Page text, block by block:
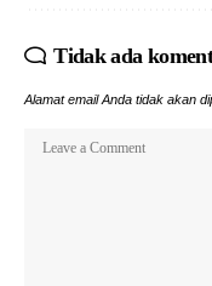
Tidak ada
Alamat email Anda tidak akan